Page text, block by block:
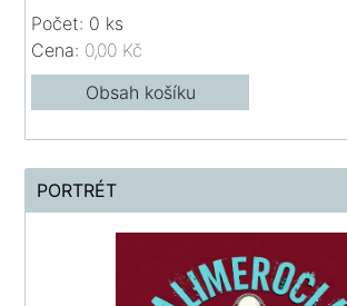
Počet: 0 ks
Cena: 0,00 Kč
Obsah košíku
PORTRÉT